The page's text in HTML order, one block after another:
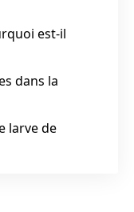
est-il
dans la
larve de